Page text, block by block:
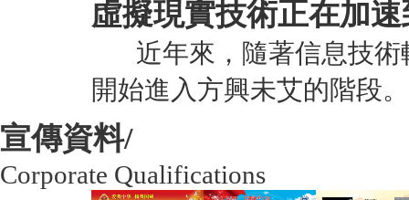
虛擬現實技術正在加
近年來，隨著信息技術
開始進入方興未艾的階段
宣傳資料/
Corporate Qualifications